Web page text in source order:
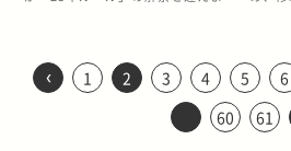
国産車であれば、部品代と工賃を合
わせて2万円前後が修理費用の相場
です。しかし、輸入車や一部の高級
車、あるいはスマートキーなどの電
ラン
（走
ス状
常に状
陥る危険性があるため、早急なミッ
ションの点検・修理が必要です。 変
速ショックや異音・振動が発生する
変速時に大きな衝撃や異音が発生す
車と共
は外
コン
る充電
ときのエンジン始動方法 スマートキ
ートスイッチに近づけて押すことで
エンジンを始動できます。AT車の操
作手順は以下のとおりです。 ・シ
フトレバーが「P」（パーキング）
め、
る塗
とと
す。状
ため
す。軽度なうちは走行性能の低下で
済みますが、重度のノッキングを放
置し続けると、エンジン内部の物理
的な破損を招きかねないため、決し
化を
の保護材を
ある：
でひび割れ
説します。個性的なデザインを持つ
日本のコンパクトカーは、海外で独
自の人気を持つ可能性があり、今後
の動向を予測する参考情報として役
る保
ースで
約車両
た※1 ・契約車両が自転車や歩行者
す。25年ルール解禁に伴い、アメリ
カ市場での需要が高まることで、中
古車価格にどのような影響が出るの
年以
ーを
車王が
‹ 1 2 3 4 5 6
60
61